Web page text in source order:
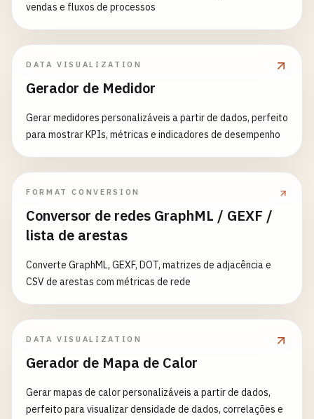
vendas e fluxos de processos
DATA VISUALIZATION
Gerador de Medidor
Gerar medidores personalizáveis a partir de dados, perfeito
para mostrar KPIs, métricas e indicadores de desempenho
FORMAT CONVERSION
Conversor de redes GraphML / GEXF /
lista de arestas
Converte GraphML, GEXF, DOT, matrizes de adjacência e
CSV de arestas com métricas de rede
DATA VISUALIZATION
Gerador de Mapa de Calor
Gerar mapas de calor personalizáveis a partir de dados,
perfeito para visualizar densidade de dados, correlações e